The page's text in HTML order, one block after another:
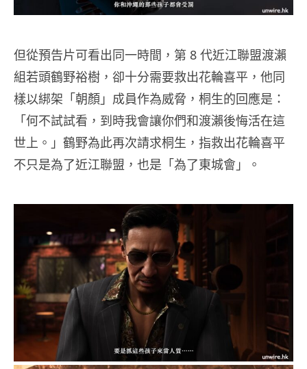
但從預告片可看出同一時間，第 8 代近江聯盟渡瀨
組若頭鶴野裕樹，卻十分需要救出花輪喜平，他同
樣以綁架「朝顏」成員作為威脅，桐生的回應是：
「何不試試看，到時我會讓你們和渡瀨後悔活在這
世上。」鶴野為此再次請求桐生，指救出花輪喜平
不只是為了近江聯盟，也是「為了東城會」。